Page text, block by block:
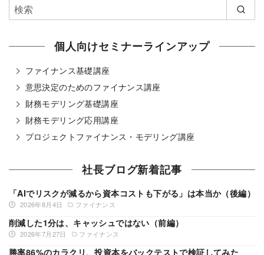
個人向けセミナーラインアップ
ファイナンス基礎講座
意思決定のためのファイナンス講座
財務モデリング基礎講座
財務モデリング応用講座
プロジェクトファイナンス・モデリング講座
社長ブログ新着記事
2026年8月4日 ファイナンス
「AIでリスクが減るから資本コストも下がる」は本当か（後編）
2026年7月27日 ファイナンス
削減した1分は、キャッシュではない（前編）
勝率86%のカラクリ、投資本をバックテストで検証してみた